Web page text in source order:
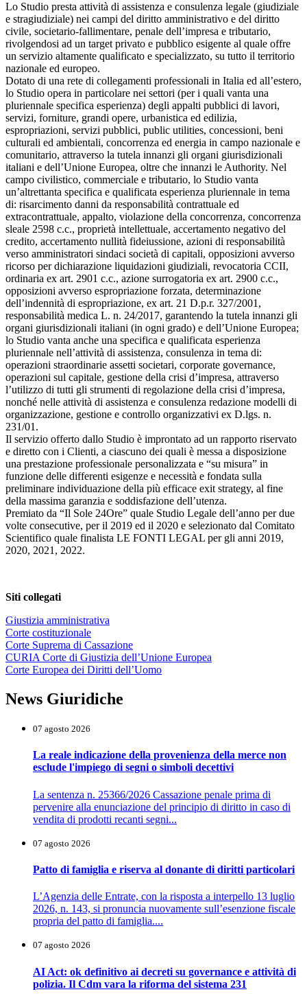
Lo Studio presta attività di assistenza e consulenza legale (giudiziale
e stragiudiziale) nei campi del diritto amministrativo e del diritto
civile, societario-fallimentare, penale dell’impresa e tributario,
rivolgendosi ad un target privato e pubblico esigente al quale offre
un servizio altamente qualificato e specializzato, su tutto il territorio
nazionale ed europeo.
Dotato di una rete di collegamenti professionali in Italia ed all’estero,
lo Studio opera in particolare nei settori (per i quali vanta una
pluriennale specifica esperienza) degli appalti pubblici di lavori,
servizi, forniture, grandi opere, urbanistica ed edilizia,
espropriazioni, servizi pubblici, public utilities, concessioni, beni
culturali ed ambientali, concorrenza ed energia in campo nazionale e
comunitario, attraverso la tutela innanzi gli organi giurisdizionali
italiani e dell’Unione Europea, oltre che innanzi le Authority. Nel
campo civilistico, commerciale e tributario, lo Studio vanta
un’altrettanta specifica e qualificata esperienza pluriennale in tema
di: risarcimento danni da responsabilità contrattuale ed
extracontrattuale, appalto, violazione della concorrenza, concorrenza
sleale 2598 c.c., proprietà intellettuale, accertamento negativo del
credito, accertamento nullità fideiussione, azioni di responsabilità
verso amministratori sindaci società di capitali, opposizioni avverso
ricorso per dichiarazione liquidazioni giudiziali, revocatoria CCII,
ordinaria ex art. 2901 c.c., azione surrogatoria ex art. 2900 c.c.,
opposizioni avverso espropriazione forzata, determinazione
dell’indennità di espropriazione, ex art. 21 D.p.r. 327/2001,
responsabilità medica L. n. 24/2017, garantendo la tutela innanzi gli
organi giurisdizionali italiani (in ogni grado) e dell’Unione Europea;
lo Studio vanta anche una specifica e qualificata esperienza
pluriennale nell’attività di assistenza, consulenza in tema di:
operazioni straordinarie assetti societari, corporate governance,
operazioni sul capitale, gestione della crisi d’impresa, attraverso
l’utilizzo di tutti gli strumenti di regolazione della crisi d’impresa,
nonché nelle attività di assistenza e consulenza redazione modelli di
organizzazione, gestione e controllo organizzativi ex D.lgs. n.
231/01.
Il servizio offerto dallo Studio è improntato ad un rapporto riservato
e diretto con i Clienti, a ciascuno dei quali è messa a disposizione
una prestazione professionale personalizzata e “su misura” in
funzione delle differenti esigenze e necessità e fondata sulla
preliminare individuazione della più efficace exit strategy, al fine
della massima garanzia e soddisfazione dell’utenza.
Premiato da “Il Sole 24Ore” quale Studio Legale dell’anno per due
volte consecutive, per il 2019 ed il 2020 e selezionato dal Comitato
Scientifico quale finalista LE FONTI LEGAL per gli anni 2019,
2020, 2021, 2022.
Siti collegati
Giustizia amministrativa
Corte costituzionale
Corte Suprema di Cassazione
CURIA Corte di Giustizia dell’Unione Europea
Corte Europea dei Diritti dell’Uomo
News Giuridiche
07 agosto 2026
La reale indicazione della provenienza della merce non
esclude l'impiego di segni o simboli decettivi
La sentenza n. 25366/2026 Cassazione penale prima di
pervenire alla enunciazione del principio di diritto in caso di
vendita di prodotti recanti segni...
07 agosto 2026
Patto di famiglia e riserva al donante di diritti particolari
L’Agenzia delle Entrate, con la risposta a interpello 13 luglio
2026, n. 143, si pronuncia nuovamente sull’esenzione fiscale
propria del patto di famiglia....
07 agosto 2026
AI Act: ok definitivo ai decreti su governance e attività di
polizia. Il Cdm vara la riforma del sistema 231